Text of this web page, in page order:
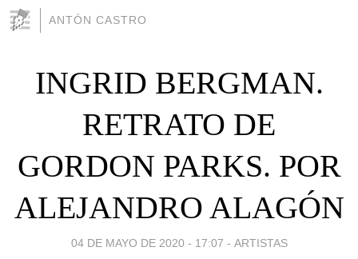
ANTÓN CASTRO
INGRID BERGMAN.
RETRATO DE
GORDON PARKS. POR
ALEJANDRO ALAGÓN
04 DE MAYO DE 2020 - 17:07 - ARTISTAS